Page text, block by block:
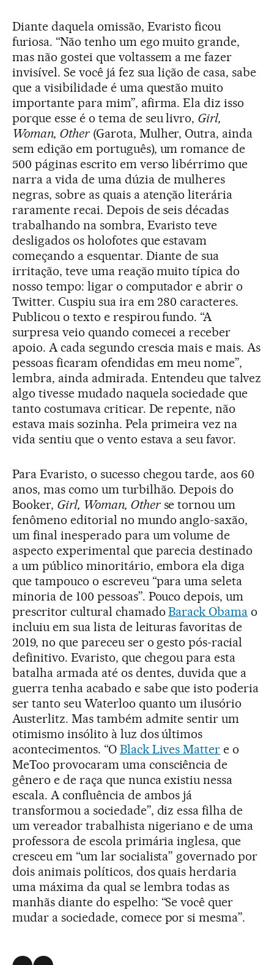
Diante daquela omissão, Evaristo ficou
furiosa. “Não tenho um ego muito grande,
mas não gostei que voltassem a me fazer
invisível. Se você já fez sua lição de casa, sabe
que a visibilidade é uma questão muito
importante para mim”, afirma. Ela diz isso
porque esse é o tema de seu livro, Girl,
Woman, Other(Garota, Mulher, Outra, ainda
sem edição em português), um romance de
500 páginas escrito em verso libérrimo que
narra a vida de uma dúzia de mulheres
negras, sobre as quais a atenção literária
raramente recai. Depois de seis décadas
trabalhando na sombra, Evaristo teve
desligados os holofotes que estavam
começando a esquentar. Diante de sua
irritação, teve uma reação muito típica do
nosso tempo: ligar o computador e abrir o
Twitter. Cuspiu sua ira em 280 caracteres.
Publicou o texto e respirou fundo. “A
surpresa veio quando comecei a receber
apoio. A cada segundo crescia mais e mais. As
pessoas ficaram ofendidas em meu nome”,
lembra, ainda admirada. Entendeu que talvez
algo tivesse mudado naquela sociedade que
tanto costumava criticar. De repente, não
estava mais sozinha. Pela primeira vez na
vida sentiu que o vento estava a seu favor.
Para Evaristo, o sucesso chegou tarde, aos 60
anos, mas como um turbilhão. Depois do
Booker, Girl, Woman, Otherse tornou um
fenômeno editorial no mundo anglo-saxão,
um final inesperado para um volume de
aspecto experimental que parecia destinado
a um público minoritário, embora ela diga
que tampouco o escreveu “para uma seleta
minoria de 100 pessoas”. Pouco depois, um
prescritor cultural chamadoBarack Obama o
incluiu em sua lista de leituras favoritas de
2019, no que pareceu ser o gesto pós-racial
definitivo. Evaristo, que chegou para esta
batalha armada até os dentes, duvida que a
guerra tenha acabado e sabe que isto poderia
ser tanto seu Waterloo quanto um ilusório
Austerlitz. Mas também admite sentir um
otimismo insólito à luz dos últimos
acontecimentos. “O Black Lives Matter e o
MeToo provocaram uma consciência de
gênero e de raça que nunca existiu nessa
escala. A confluência de ambos já
transformou a sociedade”, diz essa filha de
um vereador trabalhista nigeriano e de uma
professora de escola primária inglesa, que
cresceu em “um lar socialista” governado por
dois animais políticos, dos quais herdaria
uma máxima da qual se lembra todas as
manhãs diante do espelho: “Se você quer
mudar a sociedade, comece por si mesma”.